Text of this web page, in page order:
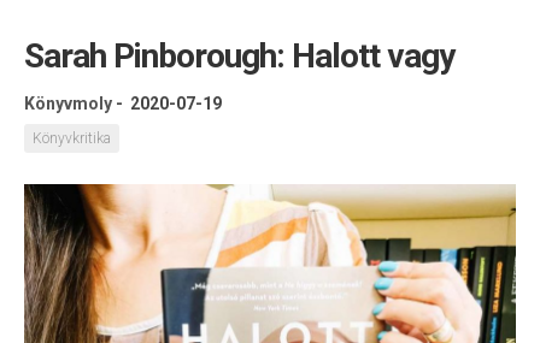
Sarah Pinborough: Halott vagy
Könyvmoly - 2020-07-19
Könyvkritika